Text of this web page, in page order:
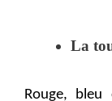
La
Rouge,